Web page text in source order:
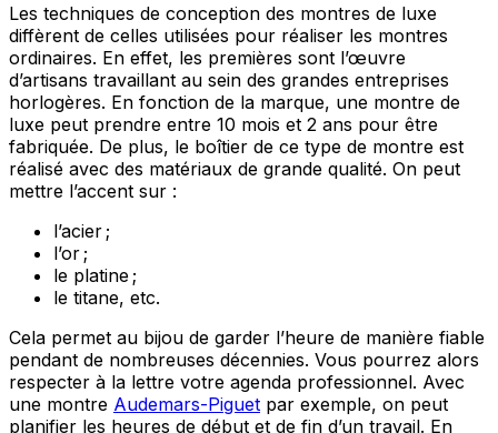
Les techniques de conception des montres de luxe
diffèrent de celles utilisées pour réaliser les montres
ordinaires. En effet, les premières sont l’œuvre
d’artisans travaillant au sein des grandes entreprises
horlogères. En fonction de la marque, une montre de
luxe peut prendre entre 10 mois et 2 ans pour être
fabriquée. De plus, le boîtier de ce type de montre est
réalisé avec des matériaux de grande qualité. On peut
mettre l’accent sur :
l’acier ;
l’or ;
le platine ;
le titane, etc.
Cela permet au bijou de garder l’heure de manière fiable
pendant de nombreuses décennies. Vous pourrez alors
respecter à la lettre votre agenda professionnel. Avec
une montre Audemars-Piguet par exemple, on peut
planifier les heures de début et de fin d’un travail. En